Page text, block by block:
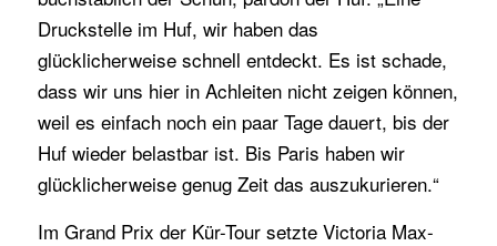
Druckstelle im Huf, wir haben das
glücklicherweise schnell entdeckt. Es ist schade,
dass wir uns hier in Achleiten nicht zeigen können,
weil es einfach noch ein paar Tage dauert, bis der
Huf wieder belastbar ist. Bis Paris haben wir
glücklicherweise genug Zeit das auszukurieren.“
Im Grand Prix der Kür-Tour setzte Victoria Max-